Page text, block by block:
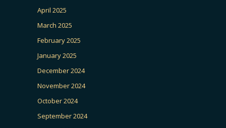
April 2025
March 2025
February 2025
January 2025
December 2024
November 2024
October 2024
September 2024